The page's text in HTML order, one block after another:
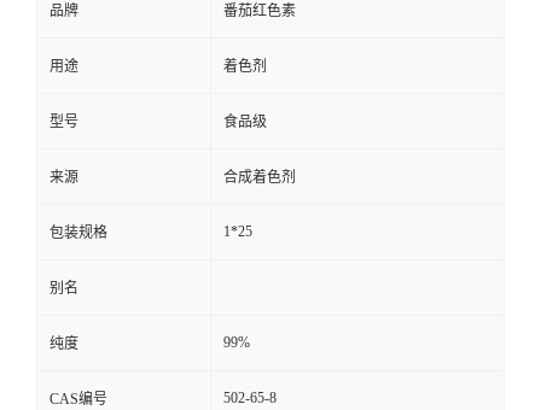
品牌 番茄红色素
用途 着色剂
型号 食品级
来源 合成着色剂
包装规格 1*25
别名
纯度 99%
CAS编号 502-65-8